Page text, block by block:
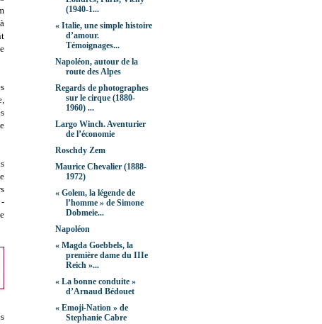
(1940-1...
« Italie, une simple histoire
d’amour.
Témoignages...
Napoléon, autour de la
route des Alpes
Regards de photographes
sur le cirque (1880-
1960) ...
Largo Winch. Aventurier
de l’économie
Roschdy Zem
Maurice Chevalier (1888-
1972)
« Golem, la légende de
l’homme » de Simone
Dobmeie...
Napoléon
« Magda Goebbels, la
première dame du IIIe
Reich »...
« La bonne conduite »
d’Arnaud Bédouet
« Emoji-Nation » de
Stephanie Cabre